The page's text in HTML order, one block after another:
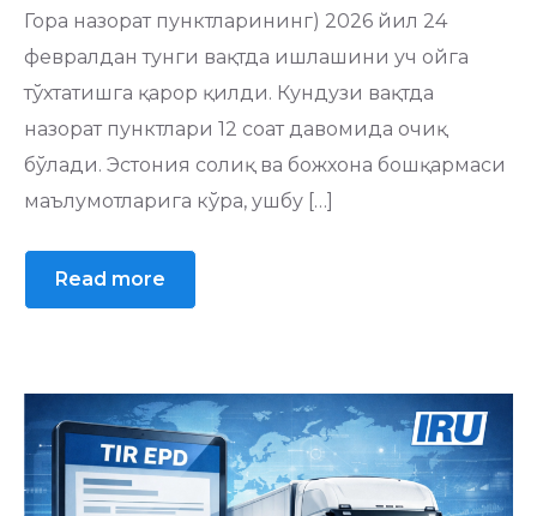
Гора назорат пунктларининг) 2026 йил 24
февралдан тунги вақтда ишлашини уч ойга
тўхтатишга қарор қилди. Кундузи вақтда
назорат пунктлари 12 соат давомида очиқ
бўлади. Эстония солиқ ва божхона бошқармаси
маълумотларига кўра, ушбу […]
Read more